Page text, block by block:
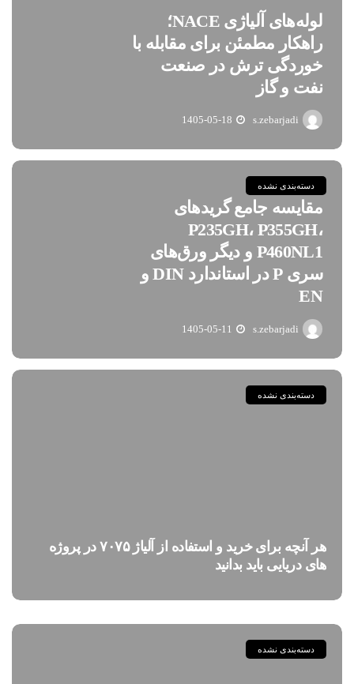
لوله‌های آلیاژی NACE؛
راهکار مطمئن برای مقابله با
خوردگی ترش در صنعت
نفت و گاز
s.zebarjadi
1405-05-18
دسته‌بندی نشده
مقایسه جامع گریدهای
P235GH، P355GH،
P460NL1 و دیگر ورق‌های
سری P در استاندارد DIN و
EN
s.zebarjadi
1405-05-11
دسته‌بندی نشده
هر آنچه برای خرید و استفاده از آلیاژ ۷۰۷۵ در پروژه
های دریایی باید بدانید
دسته‌بندی نشده